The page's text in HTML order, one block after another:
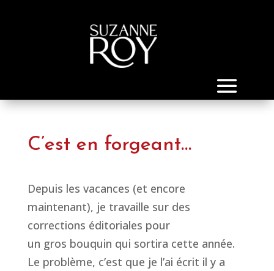
C’est en forgeant…
Depuis les vacances (et encore
maintenant), je travaille sur des
corrections éditoriales pour
un gros bouquin qui sortira cette année.
Le problème, c’est que je l’ai écrit il y a